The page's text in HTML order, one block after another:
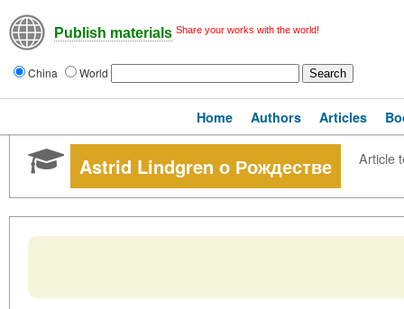
Publish materials Share your works with the world!
China World
Home Authors Articles
Astrid Lindgren о Рождестве Article